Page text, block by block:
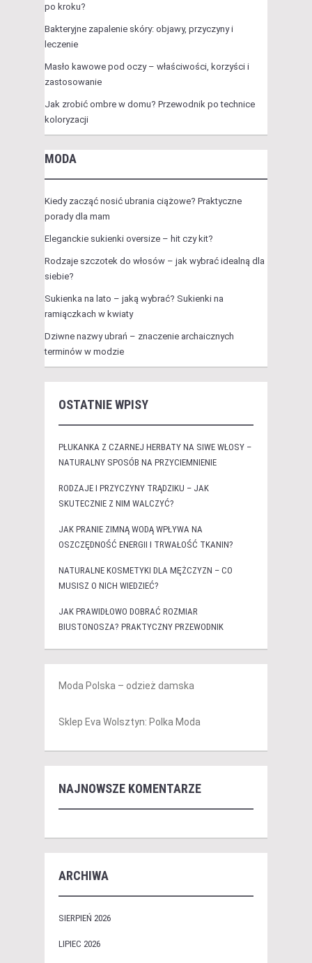
po kroku?
Bakteryjne zapalenie skóry: objawy, przyczyny i
leczenie
Masło kawowe pod oczy – właściwości, korzyści i
zastosowanie
Jak zrobić ombre w domu? Przewodnik po technice
koloryzacji
MODA
Kiedy zacząć nosić ubrania ciążowe? Praktyczne
porady dla mam
Eleganckie sukienki oversize – hit czy kit?
Rodzaje szczotek do włosów – jak wybrać idealną dla
siebie?
Sukienka na lato – jaką wybrać? Sukienki na
ramiączkach w kwiaty
Dziwne nazwy ubrań – znaczenie archaicznych
terminów w modzie
OSTATNIE WPISY
PŁUKANKA Z CZARNEJ HERBATY NA SIWE WŁOSY –
NATURALNY SPOSÓB NA PRZYCIEMNIENIE
RODZAJE I PRZYCZYNY TRĄDZIKU – JAK
SKUTECZNIE Z NIM WALCZYĆ?
JAK PRANIE ZIMNĄ WODĄ WPŁYWA NA
OSZCZĘDNOŚĆ ENERGII I TRWAŁOŚĆ TKANIN?
NATURALNE KOSMETYKI DLA MĘŻCZYZN – CO
MUSISZ O NICH WIEDZIEĆ?
JAK PRAWIDŁOWO DOBRAĆ ROZMIAR
BIUSTONOSZA? PRAKTYCZNY PRZEWODNIK
Moda Polska – odzież damska
Sklep Eva Wolsztyn: Polka Moda
NAJNOWSZE KOMENTARZE
ARCHIWA
SIERPIEŃ 2026
LIPIEC 2026